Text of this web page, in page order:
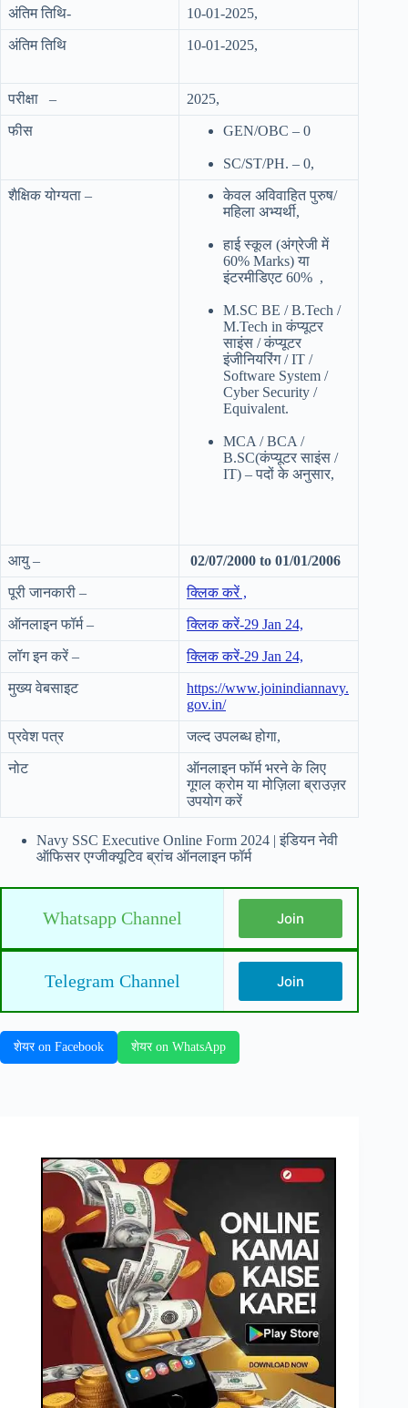
अंतिम तिथि- 10-01-2025,
अंतिम तिथि 10-01-2025,
परीक्षा – 2025,
फीस GEN/OBC – 0
SC/ST/PH. – 0,
शैक्षिक योग्यता –
केवल अविवाहित पुरुष/
महिला अभ्यर्थी,
हाई स्कूल (अंग्रेजी में
60% Marks) या
इंटरमीडिएट 60% ,
M.SC BE / B.Tech /
M.Tech in कंप्यूटर
साइंस / कंप्यूटर
इंजीनियरिंग / IT /
Software System /
Cyber Security /
Equivalent.
MCA / BCA /
B.SC(कंप्यूटर साइंस /
IT) – पदों के अनुसार,
आयु – 02/07/2000 to 01/01/2006
पूरी जानकारी – क्लिक करें ,
ऑनलाइन फॉर्म – क्लिक करें-29 Jan 24,
लॉग इन करें – क्लिक करें-29 Jan 24,
मुख्य वेबसाइट
https://www.joinindiannavy.
gov.in/
प्रवेश पत्र जल्द उपलब्ध होगा,
नोट
ऑनलाइन फॉर्म भरने के लिए
गूगल क्रोम या मोज़िला ब्राउज़र
उपयोग करें
Navy SSC Executive Online Form 2024 | इंडियन नेवी
ऑफिसर एग्जीक्यूटिव ब्रांच ऑनलाइन फॉर्म
Whatsapp Channel Join
Telegram Channel Join
शेयर on Facebook शेयर on WhatsApp